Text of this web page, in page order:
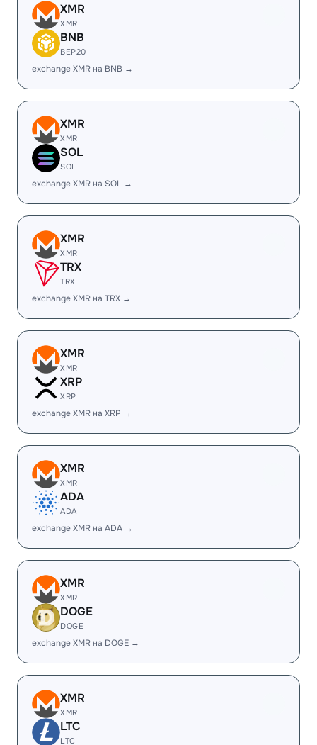
XMR
XMR
BNB
BEP20
exchange XMR на BNB →
XMR
XMR
SOL
SOL
exchange XMR на SOL →
XMR
XMR
TRX
TRX
exchange XMR на TRX →
XMR
XMR
XRP
XRP
exchange XMR на XRP →
XMR
XMR
ADA
ADA
exchange XMR на ADA →
XMR
XMR
DOGE
DOGE
exchange XMR на DOGE →
XMR
XMR
LTC
LTC